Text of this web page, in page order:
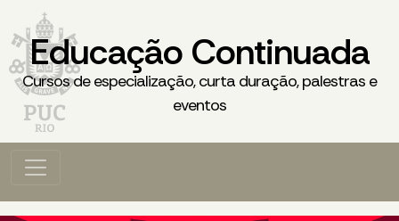
Educação Continuada
Cursos de especialização, curta duração, palestras e
eventos